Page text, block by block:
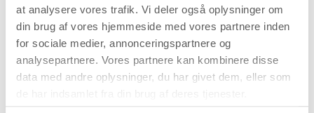
at analysere vores trafik. Vi deler også oplysninger om
din brug af vores hjemmeside med vores partnere inden
for sociale medier, annonceringspartnere og
analysepartnere. Vores partnere kan kombinere disse
data med andre oplysninger, du har givet dem, eller som
149,94
(119,95kr.ekskl. moms)
Leveringsomkostninger
Læg i kurven
Din bestilling er først bindende,